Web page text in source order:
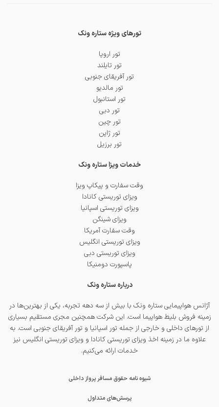
تورهای ویژه ستاره ونک
تور اروپا
تور تایلند
تور آفریقای جنوبی
تور مالدیو
تور استانبول
تور دبی
تور چین
تور ژاپن
تور برزیل
خدمات ویزا ستاره ونک
وقت سفارت و پیکاپ ویزا
ویزای توریستی کانادا
ویزای توریستی اسپانیا
ویزای شینگن
وقت سفارت آمریکا
ویزای توریستی انگلیس
ویزای توریستی دبی
پاسپورت دومنیکا
درباره ستاره ونک
آژانس هواپیمایی ستاره ونک با بیش از سه دهه تجربه، یکی از بهترین‌ها در
زمینه فروش بلیط هواپیما است. این شرکت همچنین مجری مستقیم بسیاری
از تورهای داخلی و خارجی از جمله تور اسپانیا و تور آفریقای جنوبی است. به
علاوه ما در زمینه اخذ ویزای توریستی کانادا و ویزای توریستی انگلیس نیز
خدمات ارائه می‌کنیم.
شیوه نامه حقوق مسافر پرواز داخلی
پرسش‌های متداول